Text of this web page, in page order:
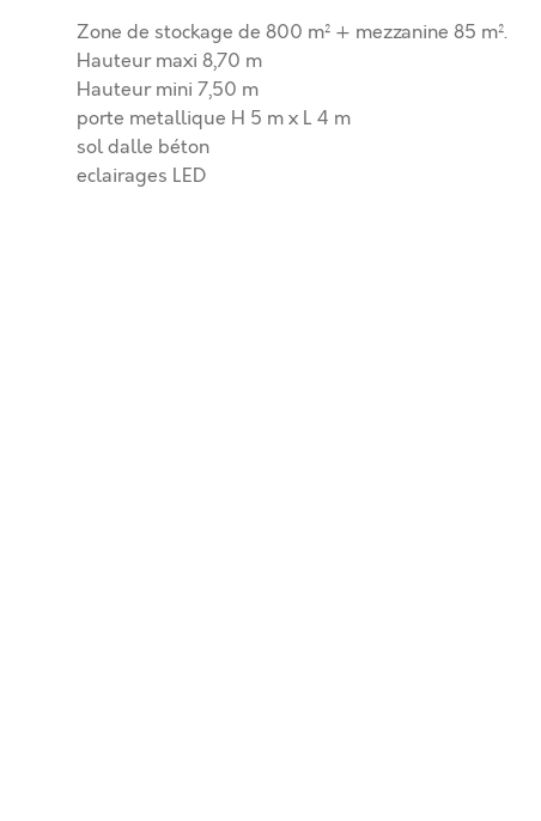
Zone de stockage de 800 m² + mezzanine 85 m².
Hauteur maxi 8,70 m
Hauteur mini 7,50 m
porte metallique H 5 m x L 4 m
sol dalle béton
eclairages LED